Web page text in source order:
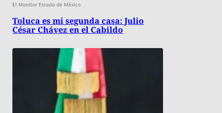
El Monitor Estado de México
Toluca es mi segunda casa: Julio
César Chávez en el Cabildo